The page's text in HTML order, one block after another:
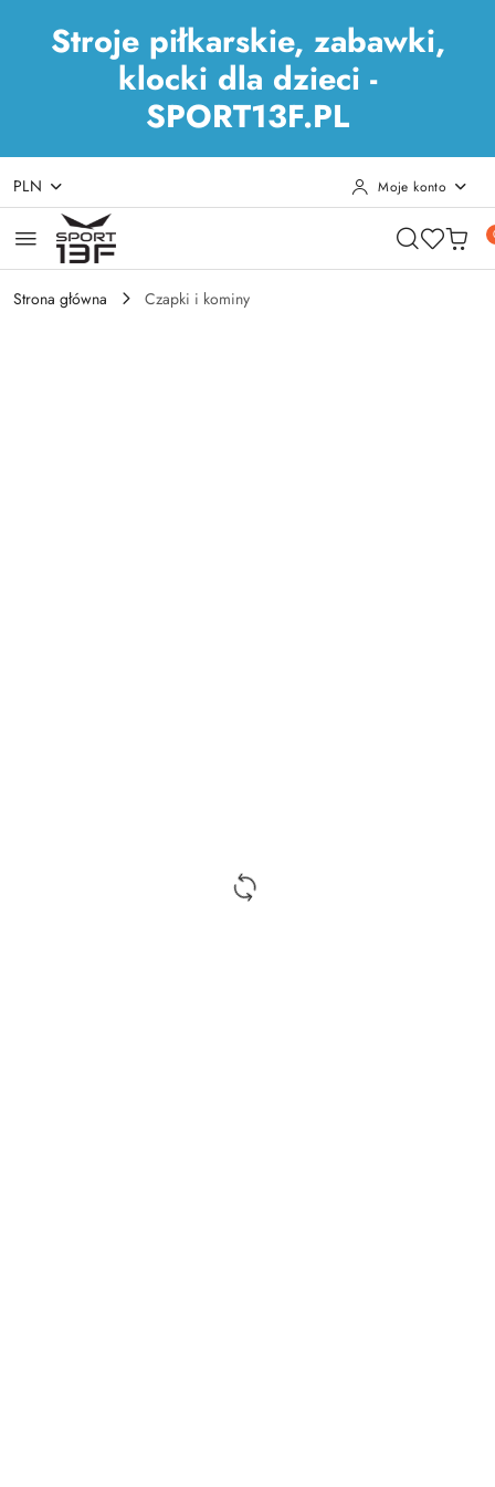
Stroje piłkarskie, zabawki,
klocki dla dzieci -
SPORT13F.PL
Przejdź do treści głównej
Przejdź do wyszukiwarki
Przejdź do moje konto
Przejdź do menu głównego
Przejdź do opisu produktu
Przejdź do stopki
PLN Moje konto
Strona główna Czapki i kominy